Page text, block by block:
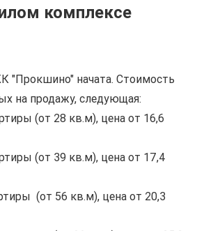
комплексе
"Прокшино" начата. Стоимость
на продажу, следующая:
(от 28 кв.м), цена от 16,6
(от 39 кв.м), цена от 17,4
(от 56 кв.м), цена от 20,3